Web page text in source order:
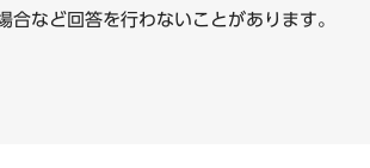
場合など回答を行わないことがあります。